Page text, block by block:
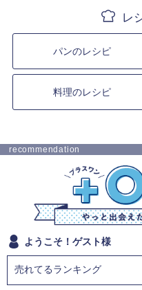
パンのレシピ
料理のレシピ
recommendation
ようこそ！ゲスト様